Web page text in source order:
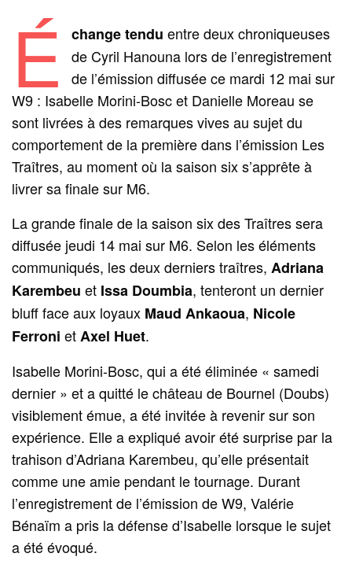
É change tendu entre deux chroniqueuses
de Cyril Hanouna lors de l’enregistrement
de l’émission diffusée ce mardi 12 mai sur
W9 : Isabelle Morini-Bosc et Danielle Moreau se
sont livrées à des remarques vives au sujet du
comportement de la première dans l’émission Les
Traîtres, au moment où la saison six s’apprête à
livrer sa finale sur M6.
La grande finale de la saison six des Traîtres sera
diffusée jeudi 14 mai sur M6. Selon les éléments
communiqués, les deux derniers traîtres, Adriana
Karembeu et Issa Doumbia, tenteront un dernier
bluff face aux loyaux Maud Ankaoua, Nicole
Ferroni etAxel Huet.
Isabelle Morini-Bosc, qui a été éliminée « samedi
dernier » et a quitté le château de Bournel (Doubs)
visiblement émue, a été invitée à revenir sur son
expérience. Elle a expliqué avoir été surprise par la
trahison d’Adriana Karembeu, qu’elle présentait
comme une amie pendant le tournage. Durant
l’enregistrement de l’émission de W9, Valérie
Bénaïm a pris la défense d’Isabelle lorsque le sujet
a été évoqué.